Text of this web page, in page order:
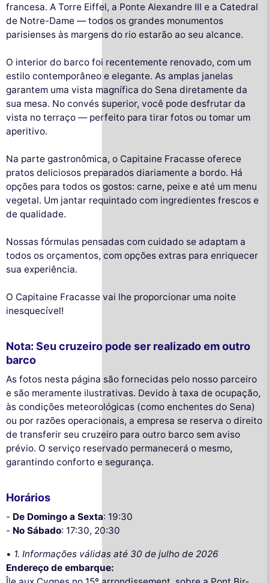
francesa. A Torre Eiffel, a Ponte Alexandre III e a Catedral
de Notre-Dame — todos os grandes monumentos
parisienses às margens do rio estarão ao seu alcance.
O interior do barco foi recentemente renovado, com um
estilo contemporâneo e elegante. As amplas janelas
garantem uma vista magnífica do Sena diretamente da
sua mesa. No convés superior, você pode desfrutar da
vista no terraço — perfeito para tirar fotos ou tomar um
aperitivo.
Na parte gastronômica, o Capitaine Fracasse oferece
pratos deliciosos preparados diariamente a bordo. Há
opções para todos os gostos: carne, peixe e até um menu
vegetal. Um jantar requintado com ingredientes frescos e
de qualidade.
Nossas fórmulas pensadas com cuidado se adaptam a
todos os orçamentos, com opções extras para enriquecer
sua experiência.
O Capitaine Fracasse vai lhe proporcionar uma noite
inesquecível!
Nota: Seu cruzeiro pode ser realizado em outro
barco
As fotos nesta página são fornecidas pelo nosso parceiro
e são meramente ilustrativas. Devido à taxa de ocupação,
às condições meteorológicas (como enchentes do Sena)
ou por razões operacionais, a empresa se reserva o direito
de transferir seu cruzeiro para outro barco sem aviso
prévio. O serviço reservado permanecerá o mesmo,
garantindo conforto e segurança.
Horários
- De Domingo a Sexta: 19:30
- No Sábado: 17:30, 20:30
• 1. Informações válidas até 30 de julho de 2026
Endereço de embarque: